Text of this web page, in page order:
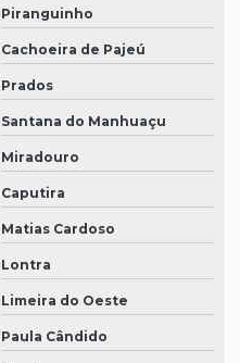
Piranguinho
Cachoeira de Pajeú
Prados
Santana do Manhuaçu
Miradouro
Caputira
Matias Cardoso
Lontra
Limeira do Oeste
Paula Cândido